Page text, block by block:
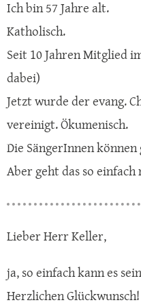
Ich bin 57 Jahre alt.
Katholisch.
Seit 10 Jahren Mitglied
dabei)
Jetzt wurde der evang.
vereinigt. Ökumenisch.
Die SängerInnen
Aber geht das so
Lieber Herr Keller,
ja, so einfach kann es
Herzlichen